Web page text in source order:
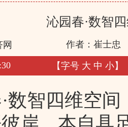
沁园春·数智
作者：崔士忠
【字号 大 中 小】
数智四维空间